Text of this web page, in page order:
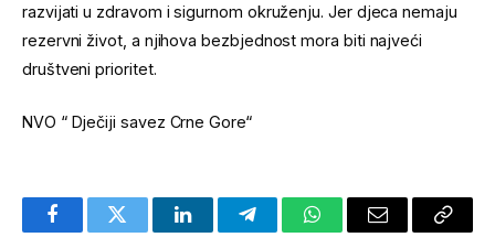
razvijati u zdravom i sigurnom okruženju. Jer djeca nemaju
rezervni život, a njihova bezbjednost mora biti najveći
društveni prioritet.
NVO “ Dječiji savez Crne Gore“
FacebookTwitter LinkedInTelegramWhatsAppEmail
Copy